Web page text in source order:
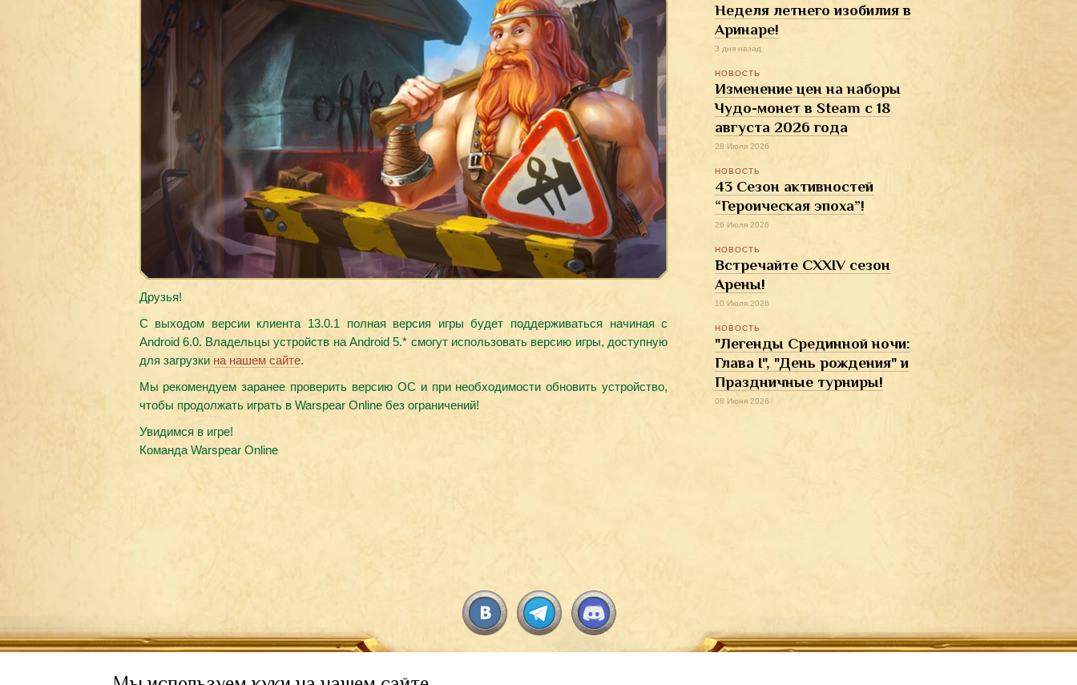
Друзья!
С выходом версии клиента 13.0.1 полная версия игры будет поддерживаться начиная с
Android 6.0. Владельцы устройств на Android 5.* смогут использовать версию игры, доступную
для загрузки на нашем сайте.
Мы рекомендуем заранее проверить версию ОС и при необходимости обновить устройство,
чтобы продолжать играть в Warspear Online без ограничений!
Увидимся в игре!
Команда Warspear Online
Неделя летнего изобилия в
Аринаре!
3 дня назад
НОВОСТЬ
Изменение цен на наборы
Чудо-монет в Steam с 18
августа 2026 года
28 Июля 2026
НОВОСТЬ
43 Сезон активностей
“Героическая эпоха”!
26 Июля 2026
НОВОСТЬ
Встречайте CXXIV сезон
Арены!
10 Июля 2026
НОВОСТЬ
"Легенды Срединной ночи:
Глава I", "День рождения" и
Праздничные турниры!
08 Июня 2026